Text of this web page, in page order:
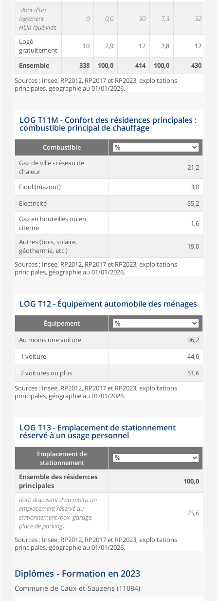
dont d'un
logement
HLM loué vide
0 0,0 30 7,3 32
Logé
gratuitement
10 2,9 12 2,8 12
Ensemble 338 100,0 414 100,0 430
Sources : Insee, RP2012, RP2017 et RP2023, exploitations
principales, géographie au 01/01/2026.
LOG T11M - Confort des résidences principales :
combustible principal de chauffage
Combustible
Gaz de ville - réseau de
chaleur
21,2
Fioul (mazout)
3,0
Electricité
55,2
Gaz en bouteilles ou en
citerne
1,6
Autres (bois, solaire,
géothermie, etc.)
19,0
Sources : Insee, RP2012, RP2017 et RP2023, exploitations
principales, géographie au 01/01/2026.
LOG T12 - Équipement automobile des ménages
Équipement
Au moins une voiture
96,2
1 voiture
44,6
2 voitures ou plus
51,6
Sources : Insee, RP2012, RP2017 et RP2023, exploitations
principales, géographie au 01/01/2026.
LOG T13 - Emplacement de stationnement
réservé à un usage personnel
Emplacement de
stationnement
Ensemble des résidences
principales
100,0
dont disposant d'au moins un
emplacement réservé au
stationnement (box, garage,
place de parking)
75,6
Sources : Insee, RP2012, RP2017 et RP2023, exploitations
principales, géographie au 01/01/2026.
Diplômes - Formation en 2023
Commune de Caux-et-Sauzens (11084)